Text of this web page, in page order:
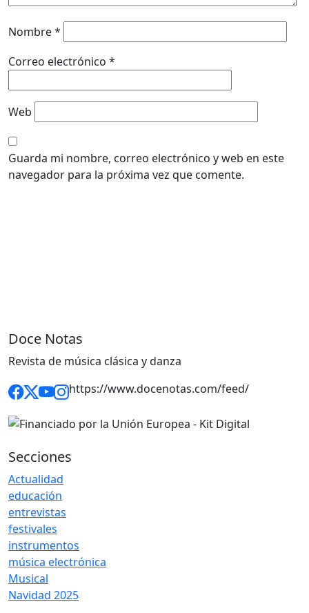
Nombre*
Correo electrónico *
Web
Guarda mi nombre, correo electrónico y web en este
navegador para la próxima vez que comente.
Doce Notas
Revista de música clásica y danza
https://www.docenotas.com/feed/
Secciones
Actualidad
educación
entrevistas
festivales
instrumentos
música electrónica
Musical
Navidad 2025